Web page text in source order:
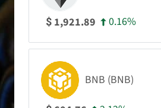
$ 1,921.89 0.16%
BNB (BNB)